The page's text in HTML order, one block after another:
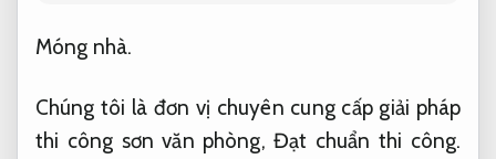
Móng nhà.
Chúng tôi là đơn vị chuyên cung cấp giải pháp
thi công sơn văn phòng,Đạt chuẩn thi công.